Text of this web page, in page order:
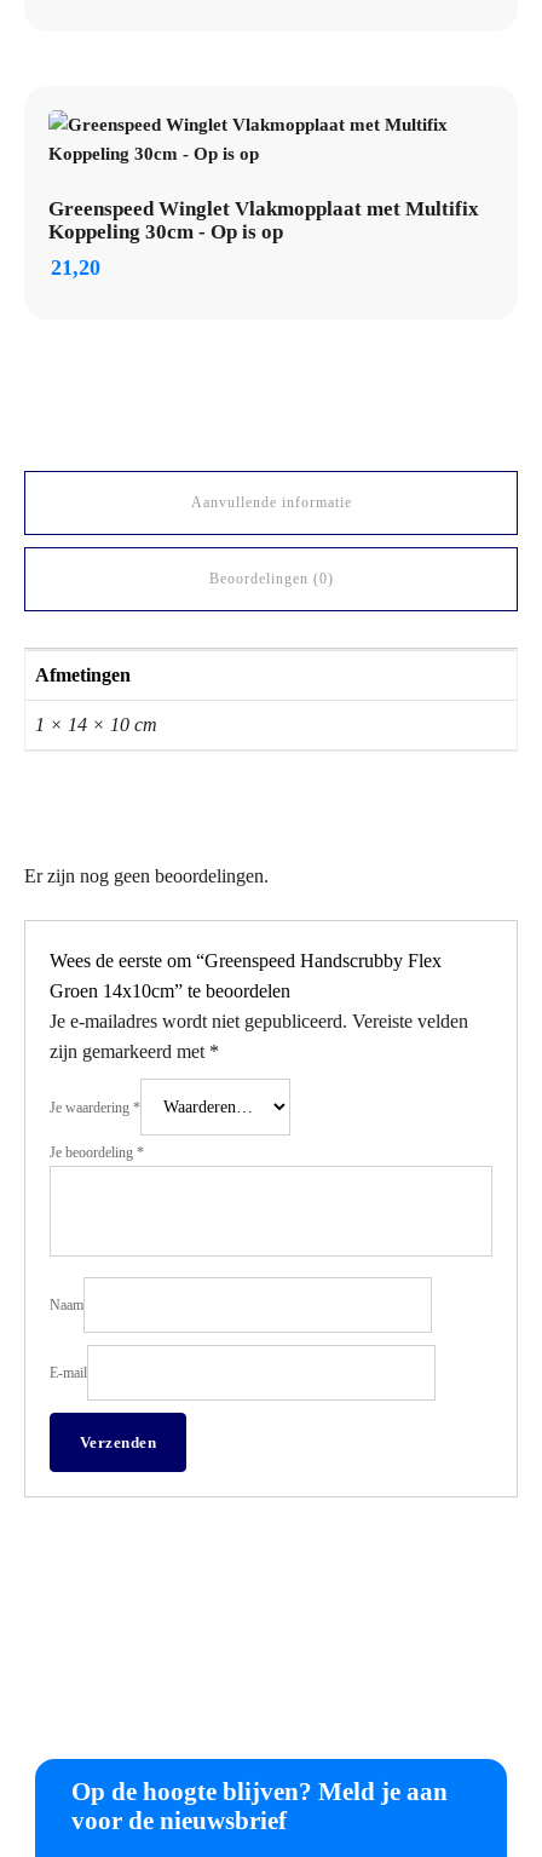
Greenspeed Winglet Vlakmopplaat met Multifix
Koppeling 30cm - Op is op
21,20
Aanvullende informatie
Beoordelingen (0)
Afmetingen
1 × 14 × 10 cm
Er zijn nog geen beoordelingen.
Wees de eerste om “Greenspeed Handscrubby Flex
Groen 14x10cm” te beoordelen
Je e-mailadres wordt niet gepubliceerd. Vereiste velden
zijn gemarkeerd met *
Je waardering *
Je beoordeling *
Naam
E-mail
Op de hoogte blijven? Meld je aan
voor de nieuwsbrief